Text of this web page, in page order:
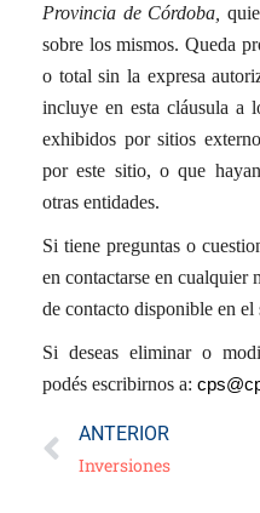
Provincia de Córdoba,
sobre los mismos. Queda
o total sin la expresa
incluye en esta cláusula a
exhibidos por sitios
por este sitio, o que
otras entidades.
Si tiene preguntas o
en contactarse en cualquier
de contacto disponible en el
Si deseas eliminar o
podés escribirnos a:
ANTERIOR
Inversiones